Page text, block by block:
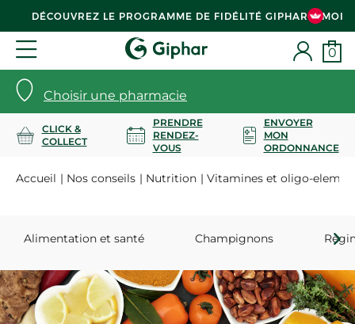
DÉCOUVREZ LE PROGRAMME DE FIDÉLITÉ GIPHAR & MOI
Choisir une pharmacie
0
CLICK &
COLLECT
PRENDRE
RENDEZ-
VOUS
ENVOYER
MON
ORDONNANCE
Accueil Nos conseils Nutrition Vitamines et oligo-
Alimentation et santé Champignons